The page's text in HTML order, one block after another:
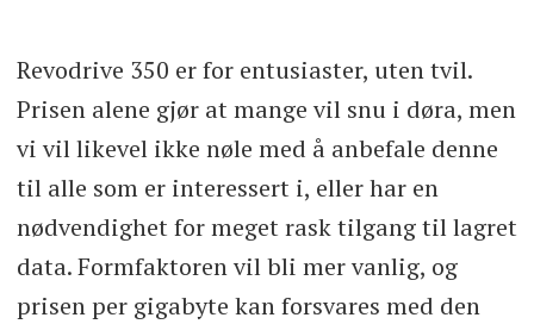
Revodrive 350 er for entusiaster, uten tvil.
Prisen alene gjør at mange vil snu i døra, men
vi vil likevel ikke nøle med å anbefale denne
til alle som er interessert i, eller har en
nødvendighet for meget rask tilgang til lagret
data. Formfaktoren vil bli mer vanlig, og
prisen per gigabyte kan forsvares med den